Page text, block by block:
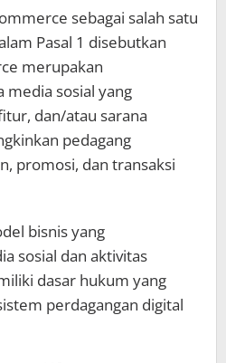
sebagai salah satu
Pasal 1 disebutkan
merupakan
media sosial yang
dan/atau sarana
pedagang
promosi, dan transaksi
bisnis yang
sosial dan aktivitas
dasar hukum yang
perdagangan digital